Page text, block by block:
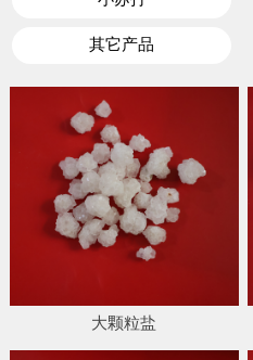
其它产品
大颗粒盐